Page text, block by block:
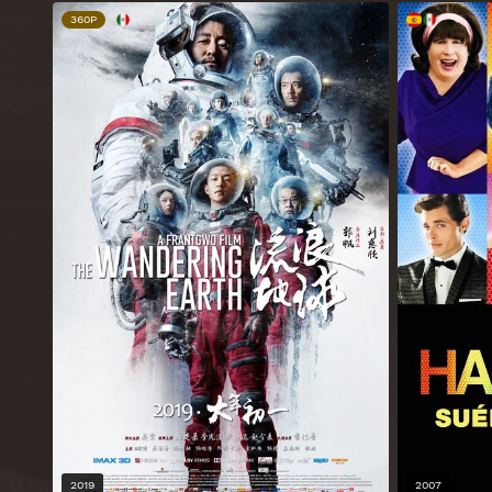
360P
2019 2007